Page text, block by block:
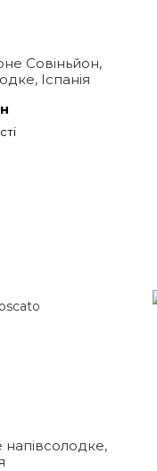
Совіньйон,
Іспанія
напівсолодке,